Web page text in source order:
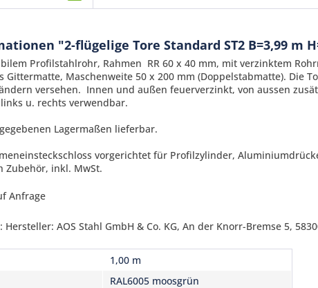
"2-flügelige Tore Standard ST2 B=3,99 m
Profilstahlrohr, Rahmen RR 60 x 40 mm, mit verzinktem
Gittermatte, Maschenweite 50 x 200 mm (Doppelstabmatte). Die
versehen. Innen und außen feuerverzinkt, von aussen
u. rechts verwendbar.
Lagermaßen lieferbar.
vorgerichtet für Profilzylinder,
Zubehör, inkl. MwSt.
Anfrage
Hersteller: AOS Stahl GmbH & Co. KG, An der Knorr-Bremse 5,
1,00 m
RAL6005 moosgrün